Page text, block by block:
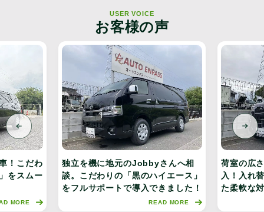
USER VOICE
お客様の声
！こだわ
をスムー
MORE
独立を機に地元のJobbyさんへ相
談。こだわりの「黒のハイエース」
をフルサポートで導入できました！
READ MORE
荷室の広
入！入れ
た柔軟な